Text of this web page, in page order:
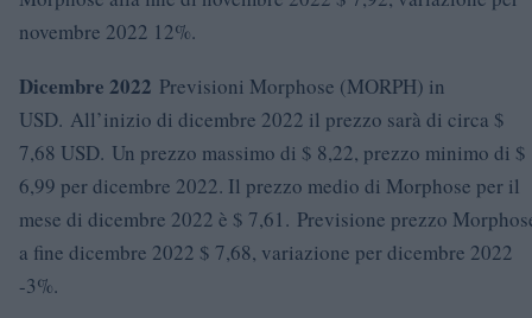
novembre 2022 12%.
Dicembre 2022 Previsioni Morphose (MORPH) in
USD. All’inizio di dicembre 2022 il prezzo sarà di circa $
7,68 USD. Un prezzo massimo di $ 8,22, prezzo minimo di $
6,99 per dicembre 2022. Il prezzo medio di Morphose per il
mese di dicembre 2022 è $ 7,61. Previsione prezzo
a fine dicembre 2022 $ 7,68, variazione per dicembre 2022
-3%.